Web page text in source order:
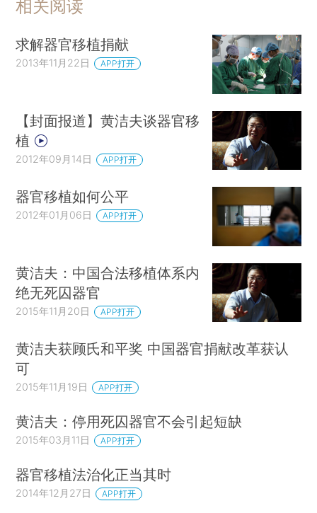
相关阅读
求解器官移植捐献
2013年11月22日 APP打开
【封面报道】黄洁夫谈器官移
植
2012年09月14日 APP打开
器官移植如何公平
2012年01月06日 APP打开
黄洁夫：中国合法移植体系内
绝无死囚器官
2015年11月20日 APP打开
黄洁夫获顾氏和平奖 中国器官捐献改革获认
可
2015年11月19日 APP打开
黄洁夫：停用死囚器官不会引起短缺
2015年03月11日 APP打开
器官移植法治化正当其时
2014年12月27日 APP打开